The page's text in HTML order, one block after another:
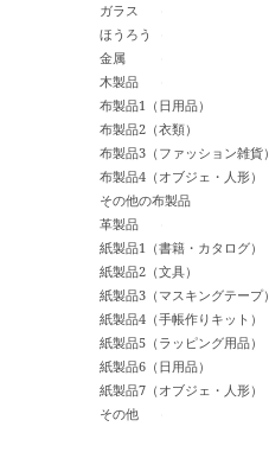
ガラス
ほうろう
金属
木製品
布製品1（日用品）
布製品2（衣類）
布製品3（ファッション雑貨）
布製品4（オブジェ・人形）
その他の布製品
革製品
紙製品1（書籍・カタログ）
紙製品2（文具）
紙製品3（マスキングテープ）
紙製品4（手帳作りキット）
紙製品5（ラッピング用品）
紙製品6（日用品）
紙製品7（オブジェ・人形）
その他